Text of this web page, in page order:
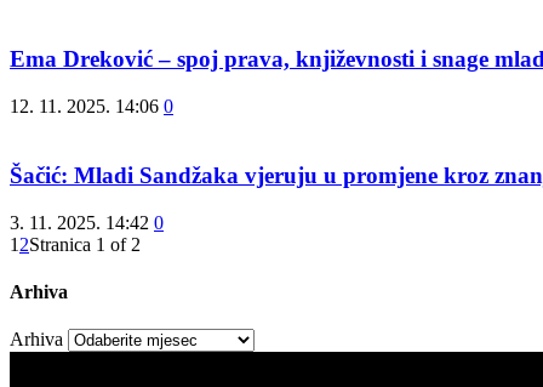
Ema Dreković – spoj prava, književnosti i snage
12. 11. 2025. 14:06 0
Šačić: Mladi Sandžaka vjeruju u promjene kroz
3. 11. 2025. 14:42 0
1 2Stranica 1 of 2
Arhiva
Arhiva